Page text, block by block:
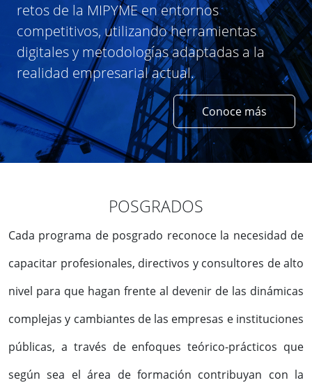
retos de la MIPYME en entornos
competitivos, utilizando herramientas
digitales y metodologías adaptadas a la
realidad empresarial actual.
Conoce más
POSGRADOS
Cada programa de posgrado reconoce la necesidad de
capacitar profesionales, directivos y consultores de alto
nivel para que hagan frente al devenir de las dinámicas
complejas y cambiantes de las empresas e instituciones
públicas, a través de enfoques teórico-prácticos que
según sea el área de formación contribuyan con la